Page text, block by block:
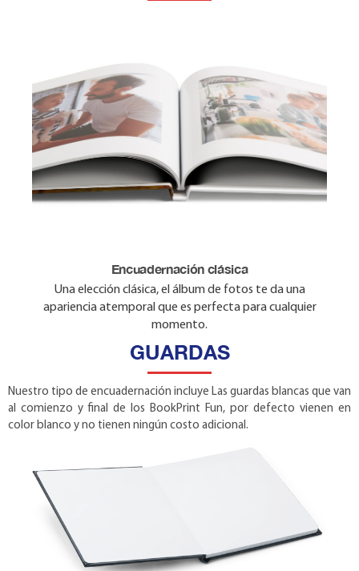
Encuadernación clásica
Una elección clásica, el álbum de fotos te da una
apariencia atemporal que es perfecta para cualquier
momento.
GUARDAS
Nuestro tipo de encuadernación incluye Las guardas blancas que van
al comienzo y final de los BookPrint Fun, por defecto vienen en
color blanco y no tienen ningún costo adicional.